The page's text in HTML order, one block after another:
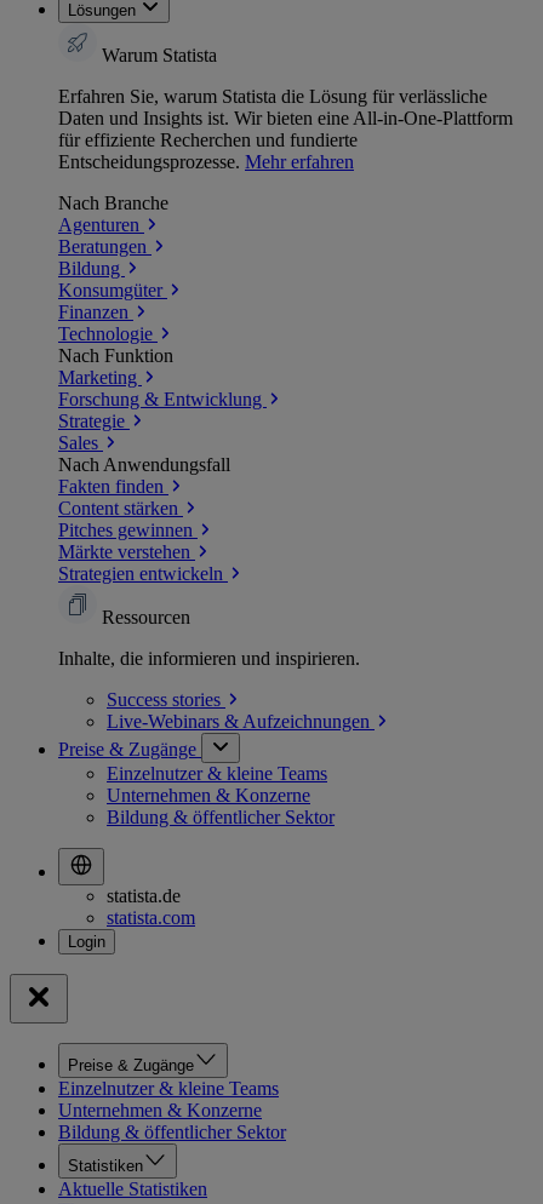
Lösungen
Warum Statista
Erfahren Sie, warum Statista die Lösung für verlässliche
Daten und Insights ist. Wir bieten eine All-in-One-Plattform
für effiziente Recherchen und fundierte
Entscheidungsprozesse. Mehr erfahren
Nach Branche
Agenturen
Beratungen
Bildung
Konsumgüter
Finanzen
Technologie
Nach Funktion
Marketing
Forschung & Entwicklung
Strategie
Sales
Nach Anwendungsfall
Fakten finden
Content stärken
Pitches gewinnen
Märkte verstehen
Strategien entwickeln
Ressourcen
Inhalte, die informieren und inspirieren.
Success stories
Live-Webinars & Aufzeichnungen
Preise & Zugänge
Einzelnutzer & kleine Teams
Unternehmen & Konzerne
Bildung & öffentlicher Sektor
statista.de
statista.com
Preise & Zugänge
Einzelnutzer & kleine Teams
Unternehmen & Konzerne
Bildung & öffentlicher Sektor
Statistiken
Aktuelle Statistiken